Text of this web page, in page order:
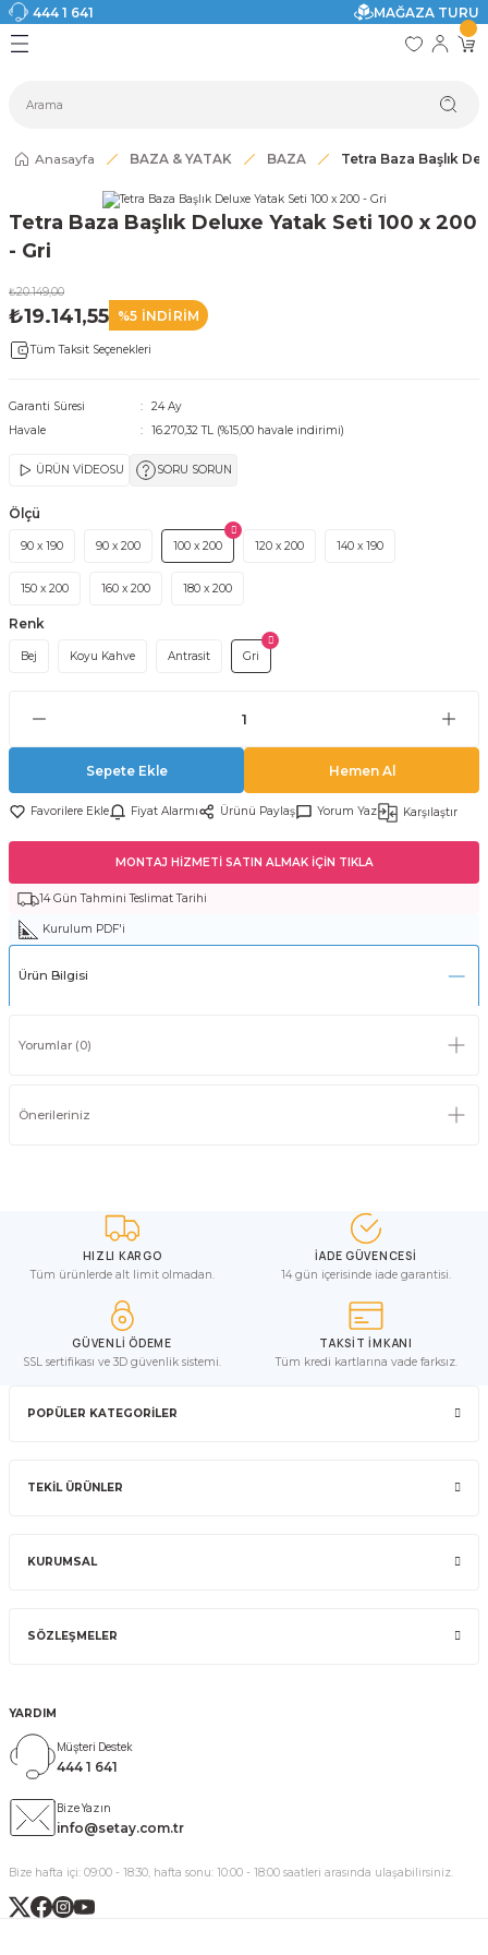
444 1 641
MAĞAZA TURU
Geri Dön
Modelleri
Geri Dön
Geri Dön
Geri Dön
Geri Dön
Geri Dön
Anasayfa BAZA & YATAK BAZA Tetra Baza Başlık
Tetra Baza Başlık Deluxe Yatak Seti 100 x 200
- Gri
₺20.149,00
₺19.141,55 %5 İNDİRİM
Tüm Taksit Seçenekleri
Garanti Süresi
24 Ay
Havale
16.270,32 TL (%15,00 havale indirimi)
ÜRÜN VİDEOSU SORU SORUN
Ölçü
90 x 190 90 x 200 100 x 200 120 x 200 140 x 190
150 x 200 160 x 200 180 x 200
Renk
Bej Koyu Kahve Antrasit Gri
Sepete Ekle Hemen Al
Fiyat Alarmı Ürünü Paylaş Yorum Yaz Karşılaştır
MONTAJ HİZMETİ SATIN ALMAK İÇİN TIKLA
14 Gün Tahmini Teslimat Tarihi
Kurulum PDF'i
Ürün Bilgisi
Yorumlar (0)
Önerileriniz
HIZLI KARGO
Tüm ürünlerde alt limit olmadan.
İADE GÜVENCESİ
14 gün içerisinde iade garantisi.
GÜVENLİ ÖDEME
SSL sertifikası ve 3D güvenlik sistemi.
TAKSİT İMKANI
Tüm kredi kartlarına vade farksız.
POPÜLER KATEGORİLER
TEKİL ÜRÜNLER
KURUMSAL
SÖZLEŞMELER
YARDIM
Müşteri Destek
444 1 641
Bize Yazın
info@setay.com.tr
Bize hafta içi: 09:00 - 18:30, hafta sonu: 10:00 - 18:00 saatleri arasında ulaşabilirsiniz.